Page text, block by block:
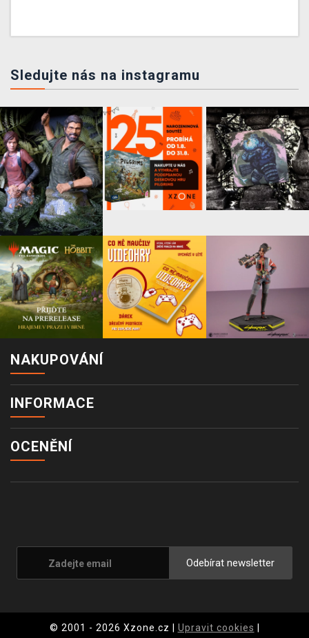
Sledujte nás na instagramu
NAKUPOVÁNÍ
INFORMACE
OCENĚNÍ
Odebírat newsletter
© 2001 - 2026 Xzone.cz | Upravit cookies